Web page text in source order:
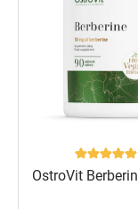
OstroVit